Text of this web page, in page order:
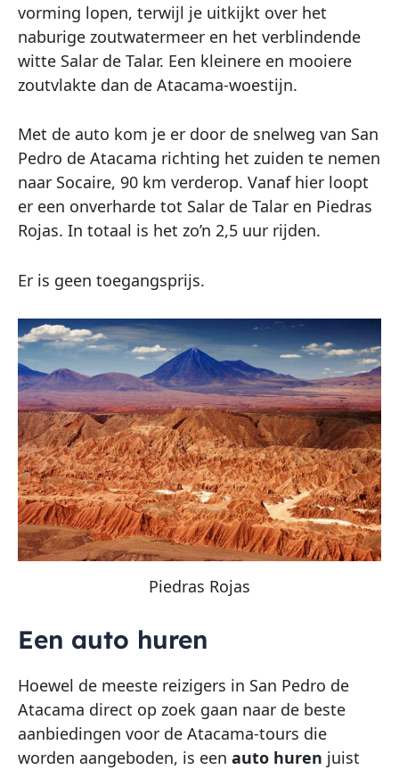
vorming lopen, terwijl je uitkijkt over het
naburige zoutwatermeer en het verblindende
witte Salar de Talar. Een kleinere en mooiere
zoutvlakte dan de Atacama-woestijn.
Met de auto kom je er door de snelweg van San
Pedro de Atacama richting het zuiden te nemen
naar Socaire, 90 km verderop. Vanaf hier loopt
er een onverharde tot Salar de Talar en Piedras
Rojas. In totaal is het zo’n 2,5 uur rijden.
Er is geen toegangsprijs.
Piedras Rojas
Een auto huren
Hoewel de meeste reizigers in San Pedro de
Atacama direct op zoek gaan naar de beste
aanbiedingen voor de Atacama-tours die
worden aangeboden, is een auto huren juist